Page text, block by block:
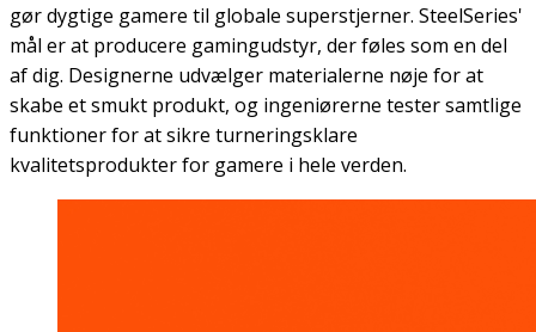
gør dygtige gamere til globale superstjerner. SteelSeries'
mål er at producere gamingudstyr, der føles som en del
af dig. Designerne udvælger materialerne nøje for at
skabe et smukt produkt, og ingeniørerne tester samtlige
funktioner for at sikre turneringsklare
kvalitetsprodukter for gamere i hele verden.